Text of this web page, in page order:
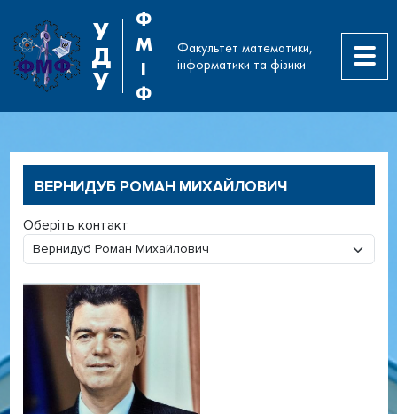
У
Д
У
Ф
М
І
Ф
Факультет математики,
інформатики та фізики
ВЕРНИДУБ РОМАН МИХАЙЛОВИЧ
Оберіть контакт